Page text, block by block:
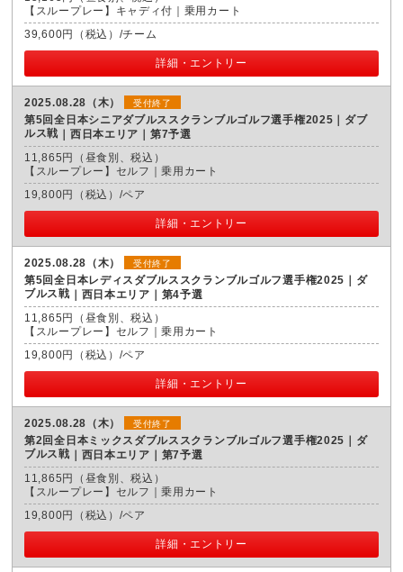
【スループレー】キャディ付｜乗用カート
39,600円（税込）/チーム
詳細・エントリー
2025.08.28（木） 受付終了
第5回全日本シニアダブルススクランブルゴルフ選手権2025｜ダブ
ルス戦
西日本エリア｜第7予選
11,865円（昼食別、税込）
【スループレー】セルフ｜乗用カート
19,800円（税込）/ペア
詳細・エントリー
2025.08.28（木） 受付終了
第5回全日本レディスダブルススクランブルゴルフ選手権2025｜ダ
ブルス戦
西日本エリア｜第4予選
11,865円（昼食別、税込）
【スループレー】セルフ｜乗用カート
19,800円（税込）/ペア
詳細・エントリー
2025.08.28（木） 受付終了
第2回全日本ミックスダブルススクランブルゴルフ選手権2025｜ダ
ブルス戦
西日本エリア｜第7予選
11,865円（昼食別、税込）
【スループレー】セルフ｜乗用カート
19,800円（税込）/ペア
詳細・エントリー